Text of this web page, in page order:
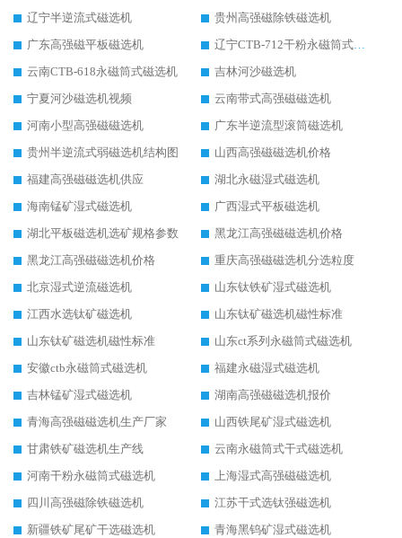
辽宁半逆流式磁选机
贵州高强磁除铁磁选机
广东高强磁平板磁选机
辽宁CTB-712干粉永磁筒式磁选机
云南CTB-618永磁筒式磁选机
吉林河沙磁选机
宁夏河沙磁选机视频
云南带式高强磁磁选机
河南小型高强磁磁选机
广东半逆流型滚筒磁选机
贵州半逆流式弱磁选机结构图
山西高强磁磁选机价格
福建高强磁磁选机供应
湖北永磁湿式磁选机
海南锰矿湿式磁选机
广西湿式平板磁选机
湖北平板磁选机选矿规格参数
黑龙江高强磁磁选机价格
黑龙江高强磁磁选机价格
重庆高强磁磁选机分选粒度
北京湿式逆流磁选机
山东钛铁矿湿式磁选机
江西水选钛矿磁选机
山东钛矿磁选机磁性标准
山东钛矿磁选机磁性标准
山东ct系列永磁筒式磁选机
安徽ctb永磁筒式磁选机
福建永磁湿式磁选机
吉林锰矿湿式磁选机
湖南高强磁磁选机报价
青海高强磁磁选机生产厂家
山西铁尾矿湿式磁选机
甘肃铁矿磁选机生产线
云南永磁筒式干式磁选机
河南干粉永磁筒式磁选机
上海湿式高强磁磁选机
四川高强磁除铁磁选机
江苏干式选钛强磁选机
新疆铁矿尾矿干选磁选机
青海黑钨矿湿式磁选机